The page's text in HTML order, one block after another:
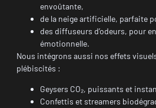
envoûtante,
de la neige artificielle, parfaite
des diffuseurs d’odeurs, pour
émotionnelle.
Nous intégrons aussi nos effets
plébiscités :
Geysers CO₂, puissants et
Confettis et streamers